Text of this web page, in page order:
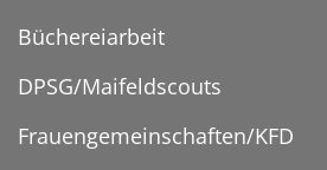
Büchereiarbeit
DPSG/Maifeldscouts
Frauengemeinschaften/KFD